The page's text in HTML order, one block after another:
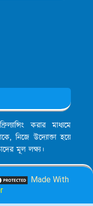
করার মাধ্যমে
নিজে উদ্যোক্তা হয়ে
মূল লক্ষ্য।
Made With